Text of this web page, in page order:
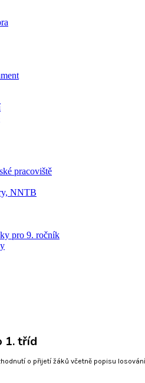
pracoviště
NNTB
pro 9. ročník
1. tříd
o přijetí žáků včetně popisu